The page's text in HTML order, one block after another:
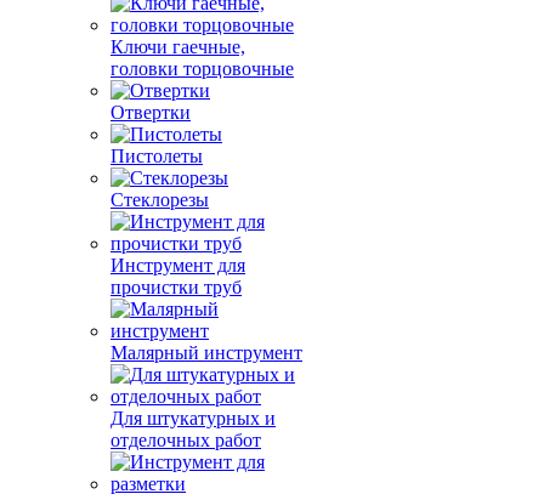
Ключи гаечные,
головки торцовочные
Отвертки
Пистолеты
Стеклорезы
Инструмент для
прочистки труб
Малярный инструмент
Для штукатурных и
отделочных работ